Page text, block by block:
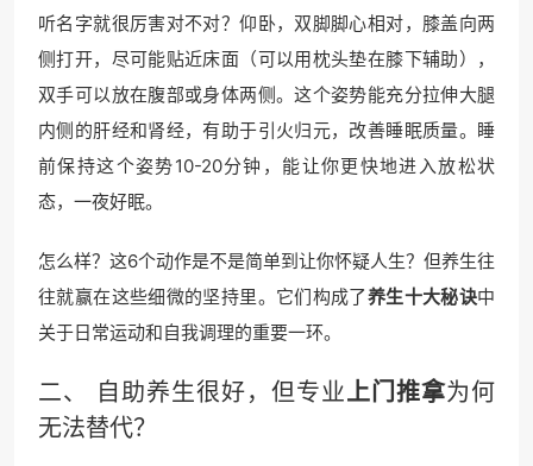
听名字就很厉害对不对？仰卧，双脚脚心相对，膝盖向两
侧打开，尽可能贴近床面（可以用枕头垫在膝下辅助），
双手可以放在腹部或身体两侧。这个姿势能充分拉伸大腿
内侧的肝经和肾经，有助于引火归元，改善睡眠质量。睡
前保持这个姿势10-20分钟，能让你更快地进入放松状
态，一夜好眠。
怎么样？这6个动作是不是简单到让你怀疑人生？但养生往
往就赢在这些细微的坚持里。它们构成了养生十大秘诀中
关于日常运动和自我调理的重要一环。
二、 自助养生很好，但专业上门推拿为何
无法替代？